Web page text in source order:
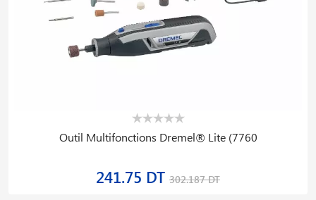
Outil Multifonctions Dremel® Lite (7760
241.75 DT 302.187 DT